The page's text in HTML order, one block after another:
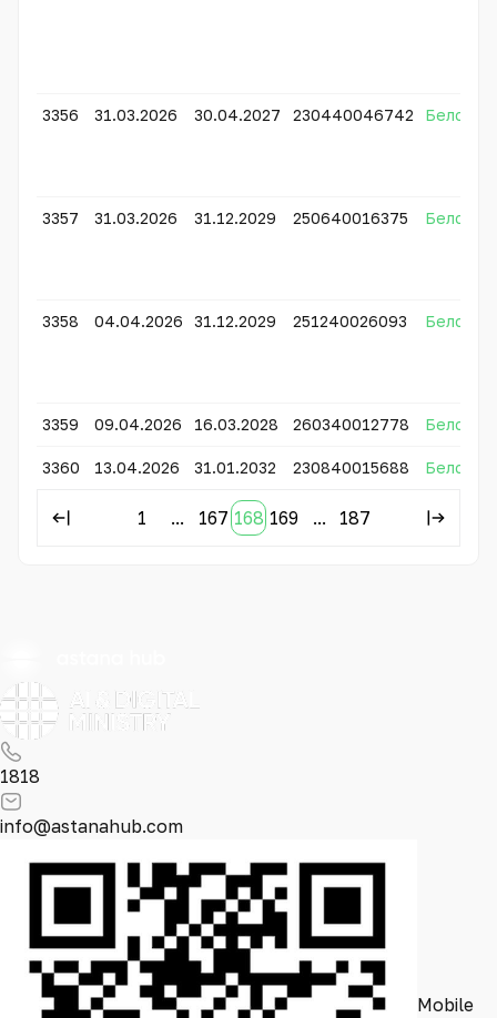
3356 31.03.2026 30.04.2027 230440046742 Белсенді
3357 31.03.2026 31.12.2029 250640016375 Белсенді
3358 04.04.2026 31.12.2029 251240026093 Белсенді
3359 09.04.2026 16.03.2028 260340012778 Белсенді
3360 13.04.2026 31.01.2032 230840015688 Белсенді
1 ... 167 168 169 ... 187
1818
info@astanahub.com
Mobile